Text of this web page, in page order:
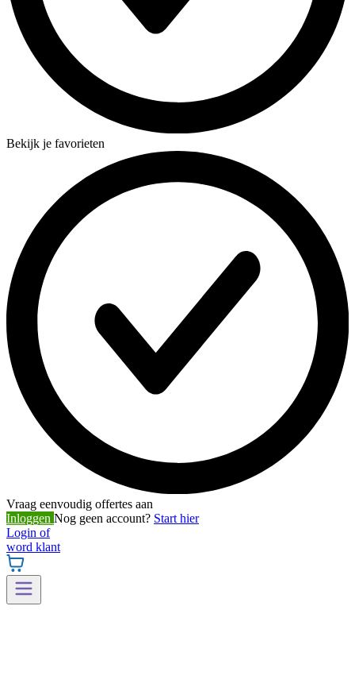
Bekijk je favorieten
Vraag eenvoudig offertes aan
Inloggen Nog geen account? Start hier
Login of
word klant